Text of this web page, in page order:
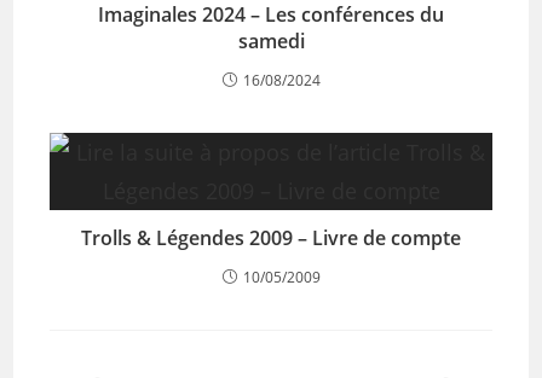
Imaginales 2024 – Les conférences du
samedi
16/08/2024
Trolls & Légendes 2009 – Livre de compte
10/05/2009